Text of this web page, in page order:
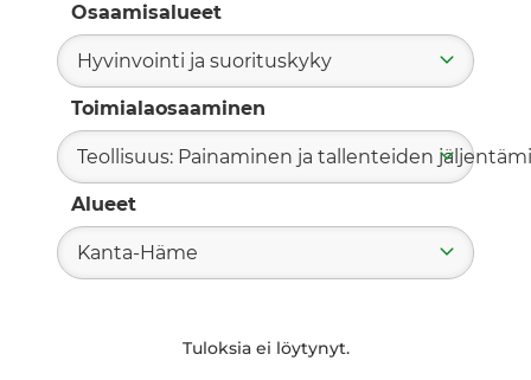
Osaamisalueet
Hyvinvointi ja suorituskyky
Toimialaosaaminen
Teollisuus: Painaminen ja tallenteiden
Alueet
Kanta-Häme
Tuloksia ei löytynyt.